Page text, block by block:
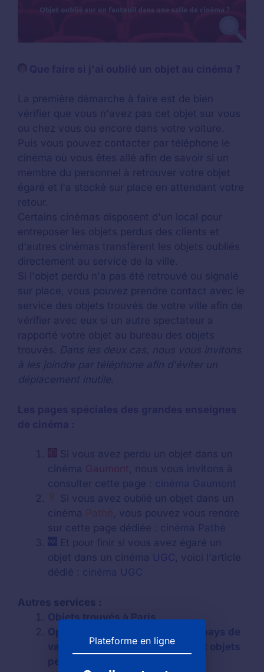
La première démarche à faire est de bien
vérifier que vous n'avez pas cet objet sur vous
ou chez vous ou encore dans votre voiture.
Puis vous pouvez contacter par téléphone le
cinéma où vous êtes allé afin de savoir si un
membre du personnel à retrouver votre objet
égaré et l'a stocké sur place en attendant votre
retour.
Certains cinémas disposent d'un local pour
entreposer les objets perdus des clients et
d'autres cinémas transfèrent les objets oubliés
directement au service de la ville.
Si l'objet perdu n'a pas été retrouvé ou signalé
sur place, vous pouvez prendre contact avec le
service des objets trouvés de votre ville afin de
vérifier avec eux si un autre spectateur a
rapporté votre objet au bureau des objets
trouvés. Dans les deux cas, nous vous invitons
à les joindre par téléphone afin d'éviter un
déplacement inutile.
Si vous avez perdu un objet dans un
cinéma Gaumont, nous vous invitons à
consulter cette page : cinéma Gaumont
Si vous avez oublié un objet dans un
cinéma Pathé, vous pouvez vous rendre
sur cette page dédiée : cinéma Pathé
Et pour finir si vous avez égaré un
objet dans un cinéma UGC, voici l'article
dédié : cinéma UGC
Autres services :
Objets trouvés à Paris
Opera theatre d’avignon et des pays de
vau (Avignon) : objets trouvés et objets
perdus
Plateforme en ligne